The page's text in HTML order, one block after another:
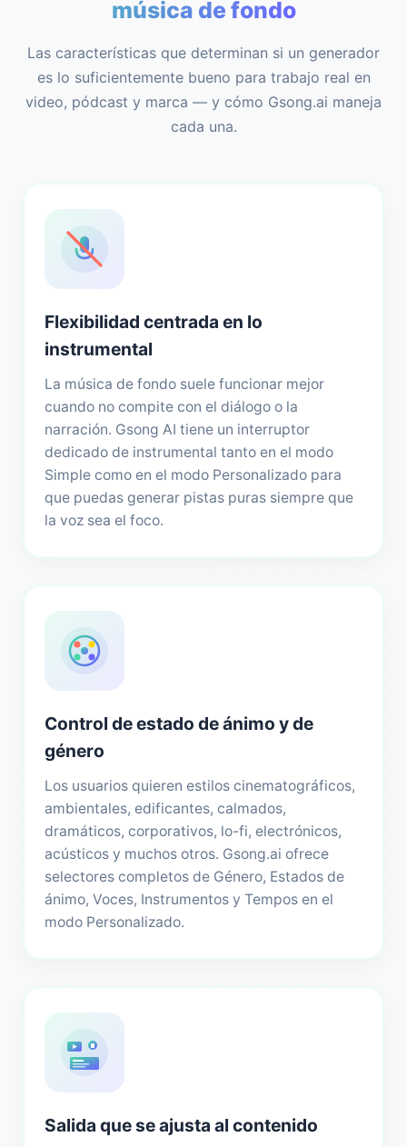
música de fondo
Las características que determinan si un generador
es lo suficientemente bueno para trabajo real en
video, pódcast y marca — y cómo Gsong.ai maneja
cada una.
Flexibilidad centrada en lo
instrumental
La música de fondo suele funcionar mejor
cuando no compite con el diálogo o la
narración. Gsong AI tiene un interruptor
dedicado de instrumental tanto en el modo
Simple como en el modo Personalizado para
que puedas generar pistas puras siempre que
la voz sea el foco.
Control de estado de ánimo y de
género
Los usuarios quieren estilos cinematográficos,
ambientales, edificantes, calmados,
dramáticos, corporativos, lo-fi, electrónicos,
acústicos y muchos otros. Gsong.ai ofrece
selectores completos de Género, Estados de
ánimo, Voces, Instrumentos y Tempos en el
modo Personalizado.
Salida que se ajusta al contenido